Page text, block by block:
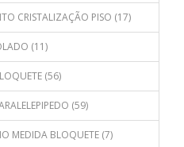
CRISTALIZAÇÃO PISO (17)
(11)
(56)
(59)
MEDIDA BLOQUETE (7)